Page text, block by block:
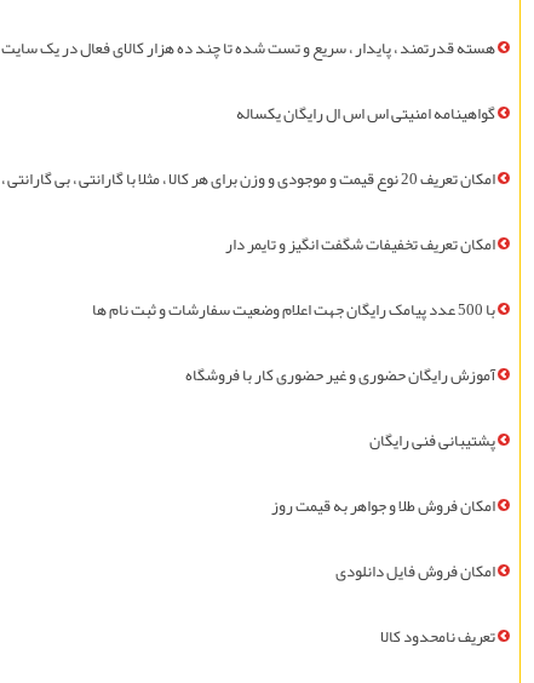
هسته قدرتمند ، پایدار ، سريع و تست شده تا چند ده هزار کالای فعال در یک سایت
گواهينامه امنیتی اس اس الرايگانيکساله
امکان تعریف 20 نوع قیمت و موجودی و وزن برای هر کالا ، مثلا با گارانتی ، بی گارانتی ، بی جعبه ، فلان رنگ ، فلان سایز ، فلان وزن
امکان تعریف تخفیفات شگفت انگیز و تایمر دار
با 500 عدد پيامک
رايگانجهت اعلام وضعیت سفارشات و ثبت نام ها
آموزشرايگانحضوری و غیر حضوری کار با فروشگاه
پشتیبانی فنیرايگان
امکان فروش طلا و جواهر به قیمت روز
امکان فروش فايل دانلودی
تعريف نامحدود کالا